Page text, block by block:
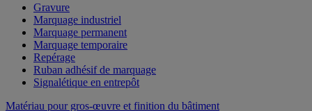
Gravure
Marquage industriel
Marquage permanent
Marquage temporaire
Repérage
Ruban adhésif de marquage
Signalétique en entrepôt
Matériau pour gros-œuvre et finition du bâtiment